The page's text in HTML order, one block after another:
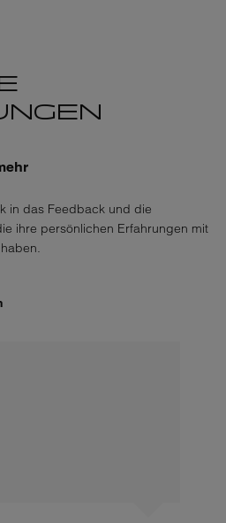
in das Feedback und die
ihre persönlichen Erfahrungen mit